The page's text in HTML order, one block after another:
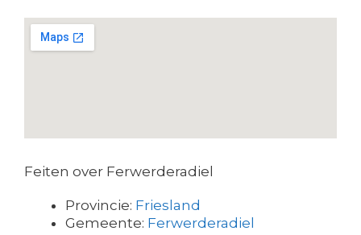
Feiten over Ferwerderadiel
Provincie: Friesland
Gemeente: Ferwerderadiel